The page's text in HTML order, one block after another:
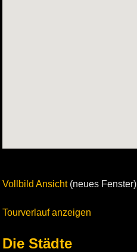
Vollbild Ansicht(neues Fenster)
Tourverlauf anzeigen
Die Städte